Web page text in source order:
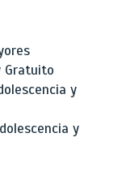
Gratuito
y
y